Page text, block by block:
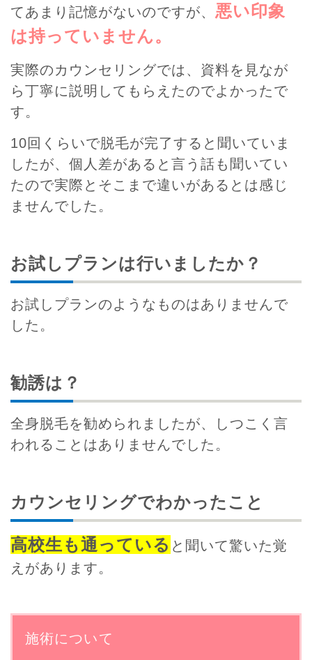
てあまり記憶がないのですが、 悪い印象
は持っていません。
実際のカウンセリングでは、資料を見なが
ら丁寧に説明してもらえたのでよかったで
す。
10回くらいで脱毛が完了すると聞いていま
したが、個人差があると言う話も聞いてい
たので実際とそこまで違いがあるとは感じ
ませんでした。
お試しプランは行いましたか？
お試しプランのようなものはありませんで
した。
勧誘は？
全身脱毛を勧められましたが、しつこく言
われることはありませんでした。
カウンセリングでわかったこと
高校生も通っている と聞いて驚いた覚
えがあります。
施術について